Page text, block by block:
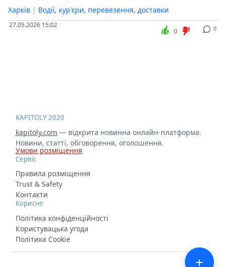
Харків | Водії, кур'єри, перевезення, доставки
27.05.2026 15:02 0
0
+
KAPITOLY 2020
kapitoly.com — відкрита новинна онлайн-платформа.
Новини, статті, обговорення, оголошення.
Умови розміщення
Сервіс
Правила розміщення
Trust & Safety
Контакти
Корисне
Політика конфіденційності
Користувацька угода
Політика Cookie
© 2026 kapitoly.com — новини міста, оголошення та спілкування